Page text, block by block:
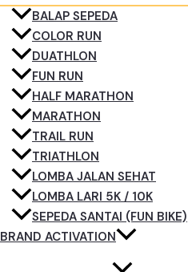
BALAP SEPEDA
COLOR RUN
DUATHLON
FUN RUN
HALF MARATHON
MARATHON
TRAIL RUN
TRIATHLON
LOMBA JALAN SEHAT
LOMBA LARI 5K / 10K
SEPEDA SANTAI (FUN BIKE)
BRAND ACTIVATION